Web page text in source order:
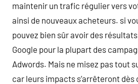
maintenir un trafic régulier vers
ainsi de nouveaux acheteurs. si
pouvez bien sûr avoir des
Google pour la plupart des
Adwords. Mais ne misez pas tout
car leurs impacts s’arrêteront dès